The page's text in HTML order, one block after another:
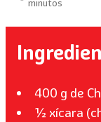
minutos
400 g de
½ xícara